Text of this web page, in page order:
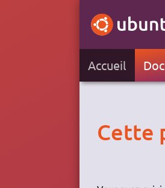
Accueil
Cette